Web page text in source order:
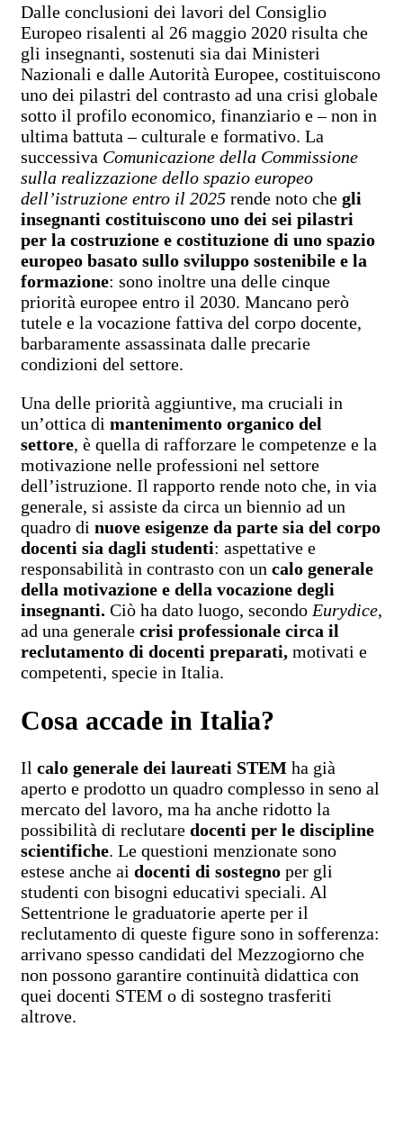
Dalle conclusioni dei lavori del Consiglio
Europeo risalenti al 26 maggio 2020 risulta che
gli insegnanti, sostenuti sia dai Ministeri
Nazionali e dalle Autorità Europee, costituiscono
uno dei pilastri del contrasto ad una crisi globale
sotto il profilo economico, finanziario e – non in
ultima battuta – culturale e formativo. La
successiva Comunicazione della Commissione
sulla realizzazione dello spazio europeo
dell’istruzione entro il 2025 rende noto che gli
insegnanti costituiscono uno dei sei pilastri
per la costruzione e costituzione di uno spazio
europeo basato sullo sviluppo sostenibile e la
formazione: sono inoltre una delle cinque
priorità europee entro il 2030. Mancano però
tutele e la vocazione fattiva del corpo docente,
barbaramente assassinata dalle precarie
condizioni del settore.
Una delle priorità aggiuntive, ma cruciali in
un’ottica di mantenimento organico del
settore, è quella di rafforzare le competenze e la
motivazione nelle professioni nel settore
dell’istruzione. Il rapporto rende noto che, in via
generale, si assiste da circa un biennio ad un
quadro di nuove esigenze da parte sia del corpo
docenti sia dagli studenti: aspettative e
responsabilità in contrasto con un calo generale
della motivazione e della vocazione degli
insegnanti. Ciò ha dato luogo, secondo Eurydice,
ad una generale crisi professionale circa il
reclutamento di docenti preparati, motivati e
competenti, specie in Italia.
Cosa accade in Italia?
Il calo generale dei laureati STEM ha già
aperto e prodotto un quadro complesso in seno al
mercato del lavoro, ma ha anche ridotto la
possibilità di reclutare docenti per le discipline
scientifiche. Le questioni menzionate sono
estese anche ai docenti di sostegno per gli
studenti con bisogni educativi speciali. Al
Settentrione le graduatorie aperte per il
reclutamento di queste figure sono in sofferenza:
arrivano spesso candidati del Mezzogiorno che
non possono garantire continuità didattica con
quei docenti STEM o di sostegno trasferiti
altrove.